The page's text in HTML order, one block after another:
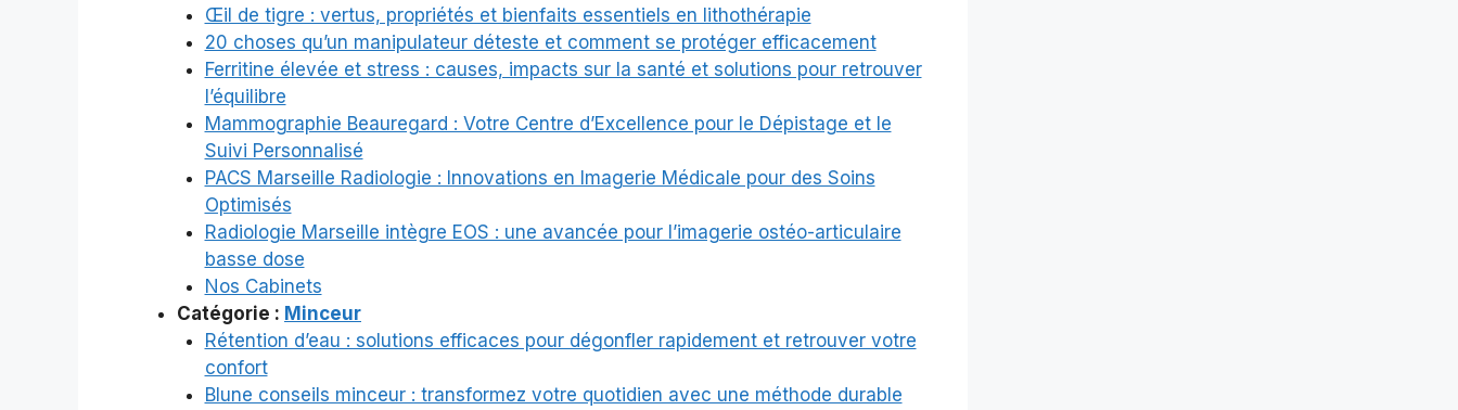
Œil de tigre : vertus, propriétés et bienfaits essentiels en lithothérapie
20 choses qu’un manipulateur déteste et comment se protéger efficacement
Ferritine élevée et stress : causes, impacts sur la santé et solutions pour retrouver
l’équilibre
Mammographie Beauregard : Votre Centre d’Excellence pour le Dépistage et le
Suivi Personnalisé
PACS Marseille Radiologie : Innovations en Imagerie Médicale pour des Soins
Optimisés
Radiologie Marseille intègre EOS : une avancée pour l’imagerie ostéo-articulaire
basse dose
Nos Cabinets
Catégorie : Minceur
Rétention d’eau : solutions efficaces pour dégonfler rapidement et retrouver votre
confort
Blune conseils minceur : transformez votre quotidien avec une méthode durable